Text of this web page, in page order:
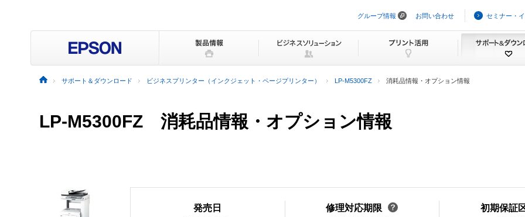
ビ
ョ
プ
グループ情報 お問い合わせ セミナー・
サポート＆ダウンロード ビジネスプリンター（インクジェット・ページプリンター） LP-M5300FZ 消耗品情報・オプション情報
LP-M5300FZ 消耗品情報・オプション情報
発売日
修理対応期限
初期保証